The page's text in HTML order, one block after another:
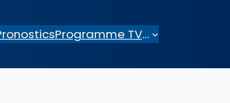
Programme TV…